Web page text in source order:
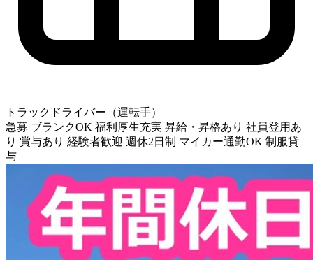
トラックドライバー（運転手）
急募 ブランクOK 福利厚生充実 昇給・昇格あり 社員登用あ
り 賞与あり 経験者歓迎 週休2日制 マイカー通勤OK 制服貸
与